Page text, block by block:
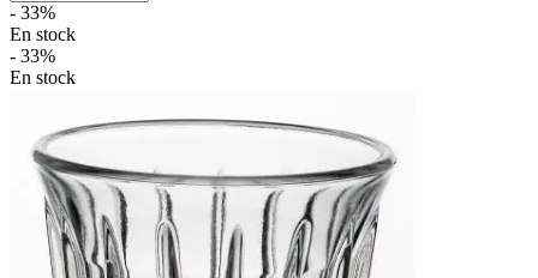
- 33%
En stock
- 33%
En stock